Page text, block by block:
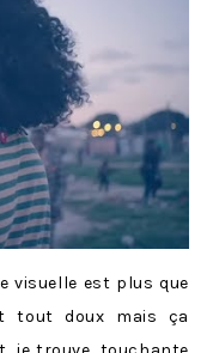
visuelle est plus que
tout doux mais ça